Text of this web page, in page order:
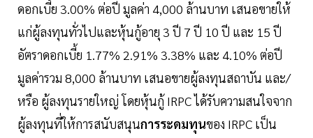
ดอกเบี้ย 3.00% ต่อปี มูลค่า 4,000 ล้านบาท เสนอขายให้
แก่ผู้ลงทุนทั่วไปและหุ้นกู้อายุ 3 ปี 7 ปี 10 ปี และ 15 ปี
อัตราดอกเบี้ย 1.77% 2.91% 3.38% และ 4.10% ต่อปี
มูลค่ารวม 8,000 ล้านบาท เสนอขายผู้ลงทุนสถาบัน และ/
หรือ ผู้ลงทุนรายใหญ่ โดยหุ้นกู้ IRPC ได้รับความสนใจจาก
ผู้ลงทุนที่ให้การสนับสนุนการระดมทุนของ IRPC เป็น